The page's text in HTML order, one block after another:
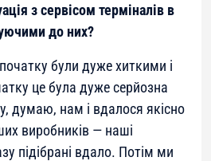
з сервісом терміналів в
до них?
були дуже хиткими і
це була дуже серйозна
думаю, нам і вдалося якісно
виробників — наші
підібрані вдало. Потім ми